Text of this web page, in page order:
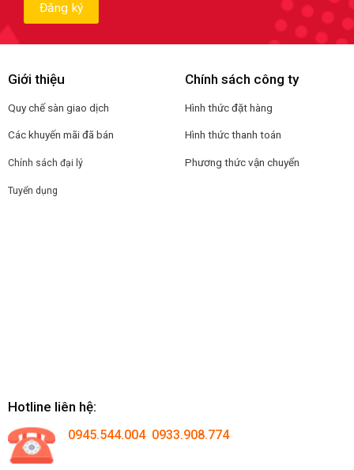
Giới thiệu
Quy chế sàn giao dịch
Các khuyến mãi đã bán
Chính sách đại lý
Tuyển dụng
Chính sách công ty
Hình thức đặt hàng
Hình thức thanh toán
Phương thức vận chuyển
Hotline liên hệ:
0945.544.004 0933.908.774